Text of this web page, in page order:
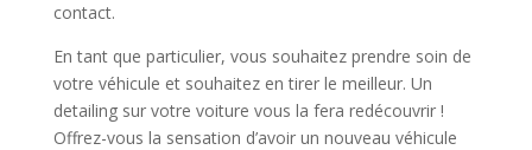
contact.
En tant que particulier, vous souhaitez prendre soin de
votre véhicule et souhaitez en tirer le meilleur. Un
detailing sur votre voiture vous la fera redécouvrir !
Offrez-vous la sensation d’avoir un nouveau véhicule